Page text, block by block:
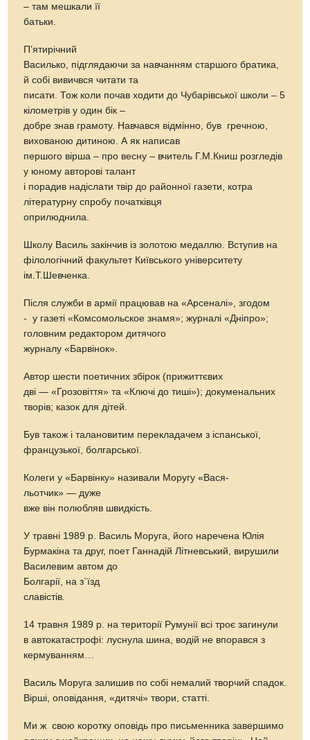
– там мешкали її
батьки.
П’ятирічний
Василько, підглядаючи за навчанням старшого братика,
й собі вивичвся читати та
писати. Тож коли почав ходити до Чубарівської школи – 5
кілометрів у один бік –
добре знав грамоту. Навчався відмінно, був гречною,
вихованою дитиною. А як написав
першого вірша – про весну – вчитель Г.М.Книш розгледів
у юному авторові талант
і порадив надіслати твір до районної газети, котра
літературну спробу початківця
оприлюднила.
Школу Василь закінчив із золотою медаллю. Вступив на
філологічний факультет Київського університету
ім.Т.Шевченка.
Після служби в армії працював на «Арсеналі», згодом
- у газеті «Комсомольское знамя»; журналі «Дніпро»;
головним редактором дитячого
журналу «Барвінок».
Автор шести поетичних збірок (прижиттєвих
дві — «Грозовіття» та «Ключі до тиші»); докуменальних
творів; казок для дітей.
Був також і талановитим перекладачем з іспанської,
французької, болгарської.
Колеги у «Барвінку» називали Моругу «Вася-
льотчик» — дуже
вже він полюбляв швидкість.
У травні 1989 р. Василь Моруга, його наречена Юлія
Бурмакіна та друг, поет Ганнадій Літневський, вирушили
Василевим автом до
Болгарії, на з`їзд
славістів.
14 травня 1989 р. на території Румунії всі троє загинули
в автокатастрофі: луснула шина, водій не впорався з
кермуванням…
Василь Моруга залишив по собі немалий творчий спадок.
Вірші, оповідання, «дитячі» твори, статті.
Ми ж свою коротку оповідь про письменника завершимо